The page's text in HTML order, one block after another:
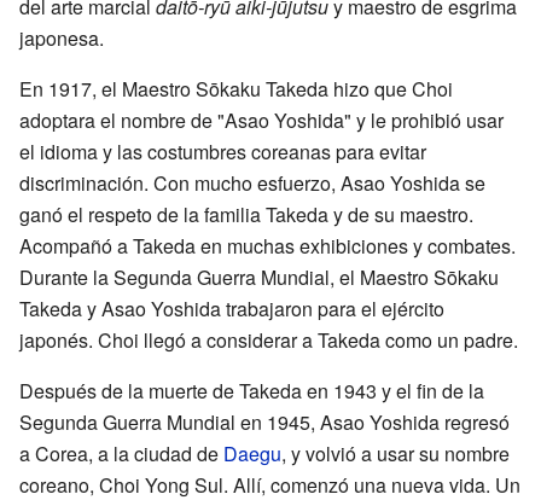
del arte marcial daitō-ryū aiki-jūjutsuy maestro de esgrima
japonesa.
En 1917, el Maestro Sōkaku Takeda hizo que Choi
adoptara el nombre de "Asao Yoshida" y le prohibió usar
el idioma y las costumbres coreanas para evitar
discriminación. Con mucho esfuerzo, Asao Yoshida se
ganó el respeto de la familia Takeda y de su maestro.
Acompañó a Takeda en muchas exhibiciones y combates.
Durante la Segunda Guerra Mundial, el Maestro Sōkaku
Takeda y Asao Yoshida trabajaron para el ejército
japonés. Choi llegó a considerar a Takeda como un padre.
Después de la muerte de Takeda en 1943 y el fin de la
Segunda Guerra Mundial en 1945, Asao Yoshida regresó
a Corea, a la ciudad de Daegu, y volvió a usar su nombre
coreano, Choi Yong Sul. Allí, comenzó una nueva vida. Un